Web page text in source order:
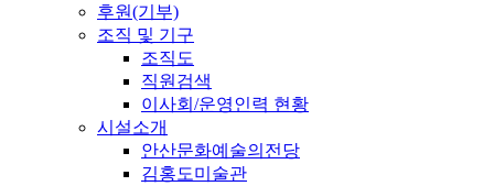
후원(기부)
조직 및 기구
조직도
직원검색
이사회/운영인력 현황
시설소개
안산문화예술의전당
김홍도미술관